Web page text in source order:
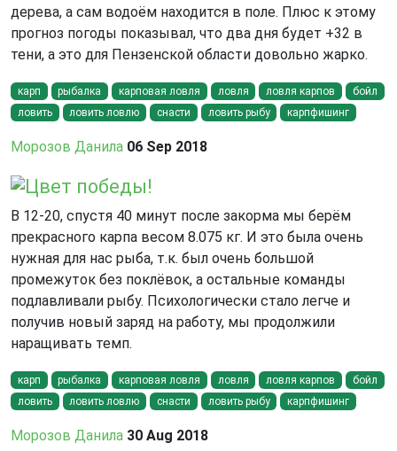
дерева, а сам водоём находится в поле. Плюс к этому
прогноз погоды показывал, что два дня будет +32 в
тени, а это для Пензенской области довольно жарко.
карп рыбалка карповая ловля ловля ловля карпов
бойл
ловить
ловить ловлю снасти ловить рыбу карпфишинг
Морозов Данила 06 Sep 2018
Цвет победы!
В 12-20, спустя 40 минут после закорма мы берём
прекрасного карпа весом 8.075 кг. И это была очень
нужная для нас рыба, т.к. был очень большой
промежуток без поклёвок, а остальные команды
подлавливали рыбу. Психологически стало легче и
получив новый заряд на работу, мы продолжили
наращивать темп.
карп рыбалка карповая ловля ловля ловля карпов
бойл
ловить
ловить ловлю снасти ловить рыбу карпфишинг
Морозов Данила 30 Aug 2018